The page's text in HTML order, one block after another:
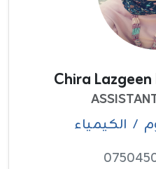
/ الكيمياء